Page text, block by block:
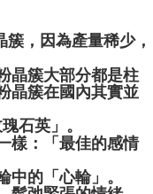
，因為產量稀少，
晶簇大部分都是柱
晶簇在國內其實並
石英」。
樣：「最佳的感情
中的「心輪」。